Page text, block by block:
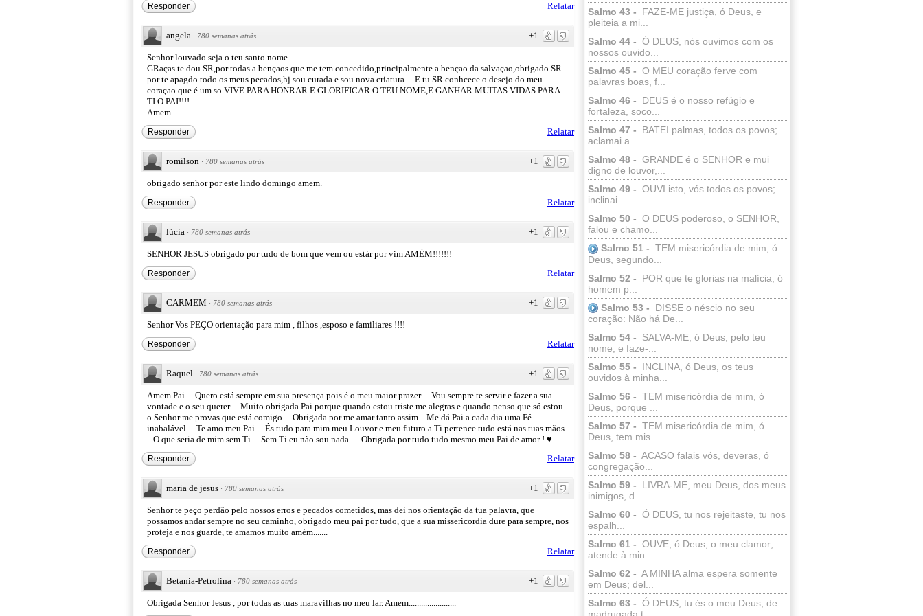
Salmo 43 -
FAZE-ME justiça, ó Deus, e
pleiteia a mi...
Salmo 44 - Ó DEUS, nós ouvimos com os
nossos ouvido...
Salmo 45 - O MEU coração ferve com
palavras boas, f...
Salmo 46 -
DEUS é o nosso refúgio e
fortaleza, soco...
Salmo 47 -
BATEI palmas, todos os povos;
aclamai a ...
Salmo 48 - GRANDE é o SENHOR e mui
digno de louvor,...
Salmo 49 - OUVI isto, vós todos os povos;
inclinai ...
Salmo 50 - O DEUS poderoso, o SENHOR,
falou e chamo...
Salmo 51 - TEM misericórdia de mim, ó
Deus, segundo...
Salmo 52 -
POR que te glorias na malícia, ó
homem p...
Salmo 53 -
DISSE o néscio no seu
coração: Não há De...
Salmo 54 -
SALVA-ME, ó Deus, pelo teu
nome, e faze-...
Salmo 55 -
INCLINA, ó Deus, os teus
ouvidos à minha...
Salmo 56 - TEM misericórdia de mim, ó
Deus, porque ...
Salmo 57 - TEM misericórdia de mim, ó
Deus, tem mis...
Salmo 58 - ACASO falais vós, deveras, ó
congregação...
Salmo 59 -
LIVRA-ME, meu Deus, dos meus
inimigos, d...
Salmo 60 - Ó DEUS, tu nos rejeitaste, tu nos
espalh...
Salmo 61 - OUVE, ó Deus, o meu clamor;
atende à min...
Salmo 62 - A MINHA alma espera somente
em Deus; del...
Salmo 63 - Ó DEUS, tu és o meu Deus, de
Relatar
Responder
+1
angela · 780 semanas atrás
Senhor louvado seja o teu santo nome.
GRaças te dou SR,por todas a bençaos que me tem concedido,principalmente a bençao da salvaçao,obrigado SR
por te apagdo todo os meus pecados,hj sou curada e sou nova criatura.....E tu SR conhcece o desejo do meu
coraçao que é um so VIVE PARA HONRAR E GLORIFICAR O TEU NOME,E GANHAR MUITAS VIDAS PARA
TI O PAI!!!!
Amem.
Relatar
Responder
+1
romilson · 780 semanas atrás
obrigado senhor por este lindo domingo amem.
Relatar
Responder
+1
lúcia · 780 semanas atrás
SENHOR JESUS obrigado por tudo de bom que vem ou estár por vim AMÈM!!!!!!!
Relatar
Responder
+1
CARMEM · 780 semanas atrás
Senhor Vos PEÇO orientação para mim , filhos ,esposo e familiares !!!!
Relatar
Responder
+1
Raquel · 780 semanas atrás
Amem Pai ... Quero está sempre em sua presença pois é o meu maior prazer ... Vou sempre te servir e fazer a sua
vontade e o seu querer ... Muito obrigada Pai porque quando estou triste me alegras e quando penso que só estou
o Senhor me provas que está comigo ... Obrigada por me amar tanto assim .. Me dá Pai a cada dia uma Fé
inabalável ... Te amo meu Pai ... És tudo para mim meu Louvor e meu futuro a Ti pertence tudo está nas tuas mãos
.. O que seria de mim sem Ti ... Sem Ti eu não sou nada .... Obrigada por tudo tudo mesmo meu Pai de amor ! ♥
Relatar
Responder
+1
maria de jesus · 780 semanas atrás
Senhor te peço perdão pelo nossos erros e pecados cometidos, mas dei nos orientação da tua palavra, que
possamos andar sempre no seu caminho, obrigado meu pai por tudo, que a sua missericordia dure para sempre, nos
proteja e nos guarde, te amamos muito amém.......
Relatar
Responder
+1
Betania-Petrolina · 780 semanas atrás
Obrigada Senhor Jesus , por todas as tuas maravilhas no meu lar. Amem.......................